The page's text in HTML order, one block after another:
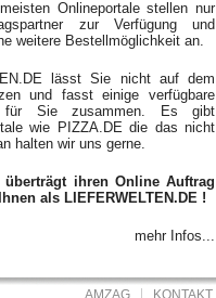
Onlineportale stellen nur
zur Verfügung und
weitere Bestellmöglichkeit an.
lässt Sie nicht auf dem
und fasst einige verfügbare
für Sie zusammen. Es gibt
wie PIZZA.DE die das nicht
halten wir uns gerne.
überträgt ihren Online Auftrag
als LIEFERWELTEN.DE !
mehr Infos...
AMZAG KONTAKT